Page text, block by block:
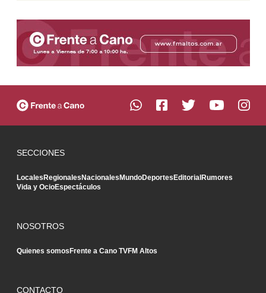
SECCIONES
LocalesRegionalesNacionalesMundoDeportesEditorialRumores
Vida y OcioEspectáculos
NOSOTROS
Quienes somosFrente a Cano TVFM Altos
CONTACTO